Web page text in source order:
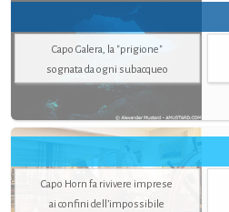
Capo Galera, la "prigione"
sognata da ogni subacqueo
Capo Horn fa rivivere imprese
ai confini dell’impossibile